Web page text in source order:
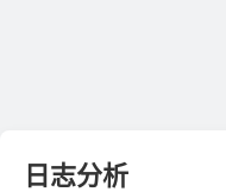
日志分析